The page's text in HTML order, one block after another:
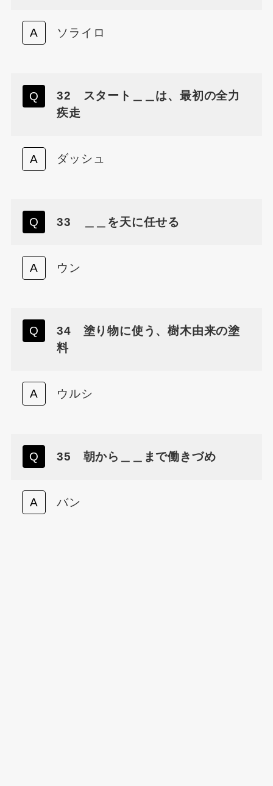
ソライロ
32 スタート＿＿は、最初の全力
疾走
ダッシュ
33 ＿＿を天に任せる
ウン
34 塗り物に使う、樹木由来の塗
料
ウルシ
35 朝から＿＿まで働きづめ
バン